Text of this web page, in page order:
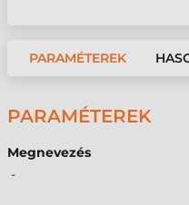
PARAMÉTEREK
PARAMÉTEREK
Megnevezés
-